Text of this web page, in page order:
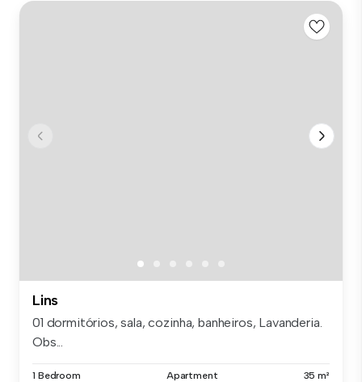
Lins
01 dormitórios, sala, cozinha, banheiros, Lavanderia.
Obs...
1 Bedroom Apartment 35 m²